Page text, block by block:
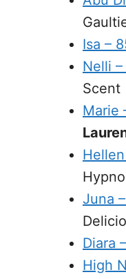
Isa –
Nelli
Scent
Marie
Juna
Diara
High